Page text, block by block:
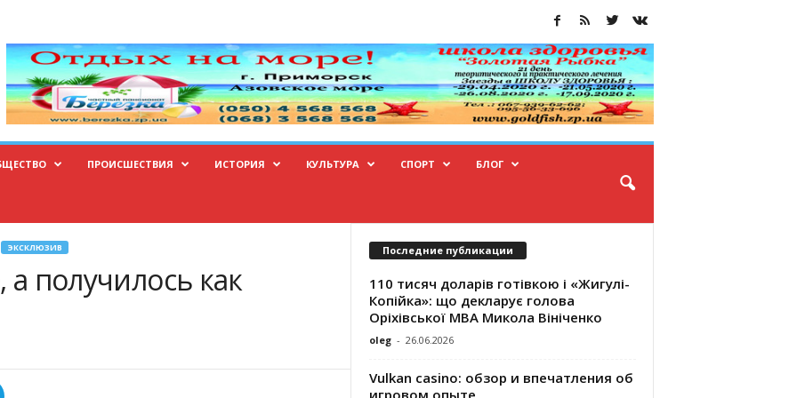
ПРОИСШЕСТВИЯ ИСТОРИЯ КУЛЬТУРА СПОРТ БЛОГ
ЭКСКЛЮЗИВ
получилось как
Последние публикации
110 тисяч доларів готівкою і «Жигулі-
Копійка»: що декларує голова
Оріхівської МВА Микола Вініченко
oleg - 26.06.2026
Vulkan casino: обзор и впечатления об
игровом опыте